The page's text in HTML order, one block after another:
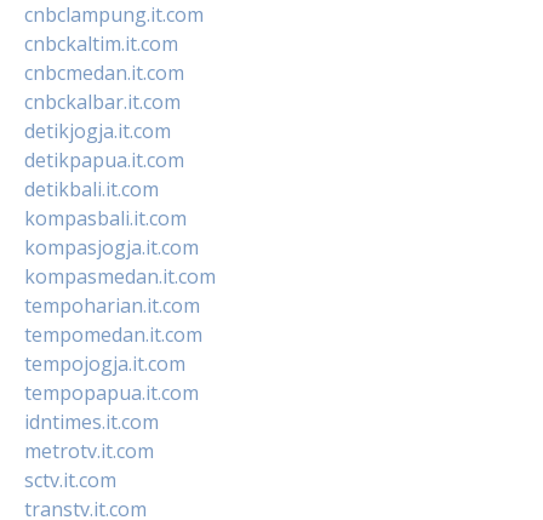
cnbclampung.it.com
cnbckaltim.it.com
cnbcmedan.it.com
cnbckalbar.it.com
detikjogja.it.com
detikpapua.it.com
detikbali.it.com
kompasbali.it.com
kompasjogja.it.com
kompasmedan.it.com
tempoharian.it.com
tempomedan.it.com
tempojogja.it.com
tempopapua.it.com
idntimes.it.com
metrotv.it.com
sctv.it.com
transtv.it.com